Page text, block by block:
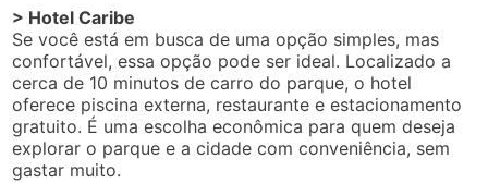
> Hotel Caribe
Se você está em busca de uma opção simples, mas
confortável, essa opção pode ser ideal. Localizado a
cerca de 10 minutos de carro do parque, o hotel
oferece piscina externa, restaurante e estacionamento
gratuito. É uma escolha econômica para quem deseja
explorar o parque e a cidade com conveniência, sem
gastar muito.